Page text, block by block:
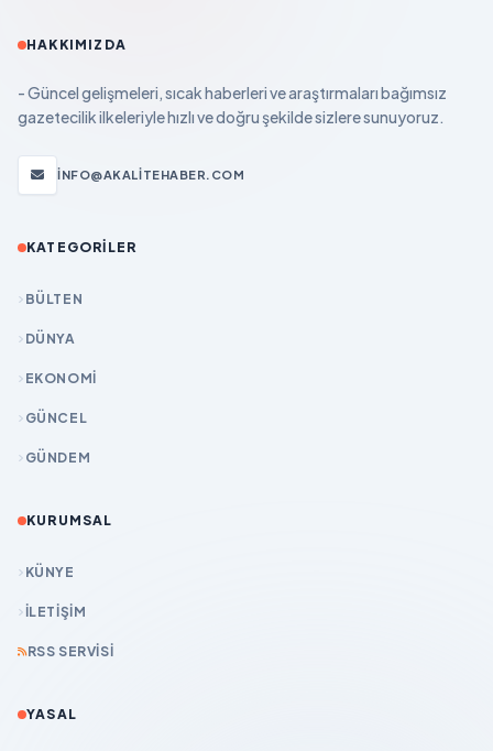
HAKKIMIZDA
- Güncel gelişmeleri, sıcak haberleri ve araştırmaları bağımsız
gazetecilik ilkeleriyle hızlı ve doğru şekilde sizlere sunuyoruz.
INFO@AKALITEHABER.COM
KATEGORILER
BÜLTEN
DÜNYA
EKONOMİ
GÜNCEL
GÜNDEM
KURUMSAL
KÜNYE
İLETIŞIM
RSS SERVISI
YASAL